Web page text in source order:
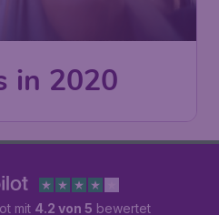
in 2020
mit 4.2 von 5 bewertet